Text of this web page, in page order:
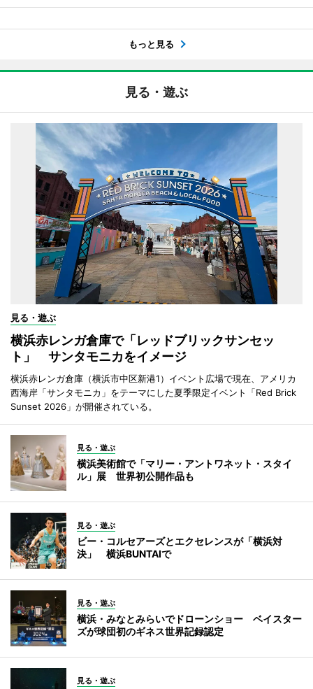
もっと見る
見る・遊ぶ
見る・遊ぶ
横浜赤レンガ倉庫で「レッドブリックサンセッ
ト」 サンタモニカをイメージ
横浜赤レンガ倉庫（横浜市中区新港1）イベント広場で現在、アメリカ
西海岸「サンタモニカ」をテーマにした夏季限定イベント「Red Brick
Sunset 2026」が開催されている。
見る・遊ぶ
横浜美術館で「マリー・アントワネット・スタイ
ル」展 世界初公開作品も
見る・遊ぶ
ビー・コルセアーズとエクセレンスが「横浜対
決」 横浜BUNTAIで
見る・遊ぶ
横浜・みなとみらいでドローンショー ベイスター
ズが球団初のギネス世界記録認定
見る・遊ぶ